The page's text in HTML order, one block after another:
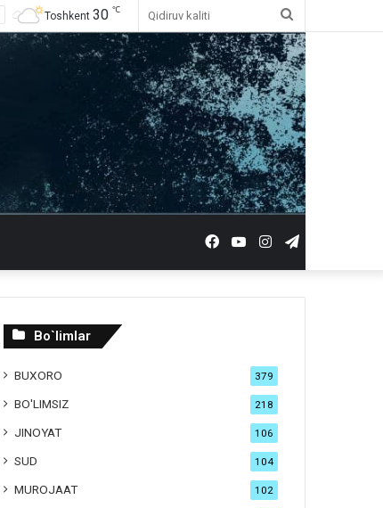
kaliti
Toshkent 30 ℃
Telegram
Instagram
YouTube
Facebook
Bo`limlar
BUXORO 379
BO'LIMSIZ 218
JINOYAT 106
SUD 104
MUROJAAT 102